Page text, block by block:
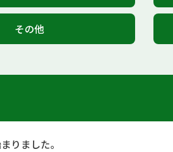
その他
りました。